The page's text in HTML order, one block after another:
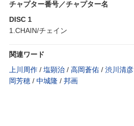
チャプター番号／チャプター名
DISC 1
1.CHAIN/チェイン
関連ワード
上川周作 / 塩顕治 / 高岡蒼佑 / 渋川清彦
岡芳穂 / 中城隆 / 邦画